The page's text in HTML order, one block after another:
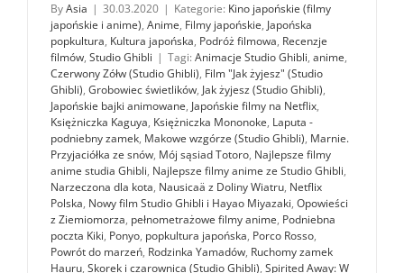
ByAsia | 30.03.2020 | Kategorie: Kino japońskie (filmy
japońskie i anime), Anime, Filmy japońskie, Japońska
popkultura, Kultura japońska, Podróż filmowa, Recenzje
filmów, Studio Ghibli | Tagi: Animacje Studio Ghibli, anime,
Czerwony Zółw (Studio Ghibli), Film "Jak żyjesz" (Studio
Ghibli), Grobowiec świetlików, Jak żyjesz (Studio Ghibli),
Japońskie bajki animowane, Japońskie filmy na Netflix,
Księżniczka Kaguya, Księżniczka Mononoke, Laputa -
podniebny zamek, Makowe wzgórze (Studio Ghibli), Marnie.
Przyjaciółka ze snów, Mój sąsiad Totoro, Najlepsze filmy
anime studia Ghibli, Najlepsze filmy anime ze Studio Ghibli,
Narzeczona dla kota, Nausicaä z Doliny Wiatru, Netflix
Polska, Nowy film Studio Ghibli i Hayao Miyazaki, Opowieści
z Ziemiomorza, pełnometrażowe filmy anime, Podniebna
poczta Kiki, Ponyo, popkultura japońska, Porco Rosso,
Powrót do marzeń, Rodzinka Yamadów, Ruchomy zamek
Hauru, Skorek i czarownica (Studio Ghibli), Spirited Away: W